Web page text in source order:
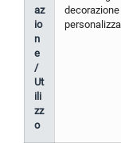
az
io
n
e
/
Ut
ili
zz
o